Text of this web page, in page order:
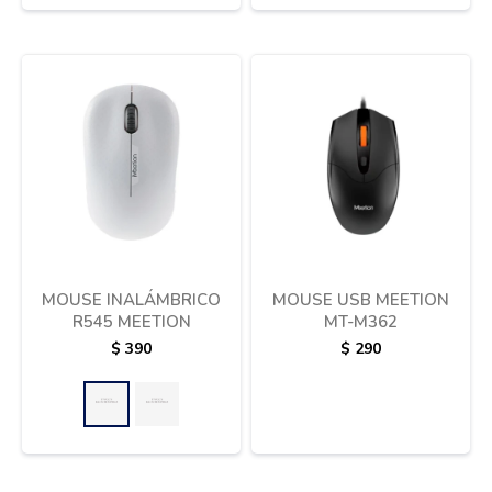
MOUSE INALÁMBRICO
R545 MEETION
$ 390
MOUSE USB MEETION
MT-M362
$ 290